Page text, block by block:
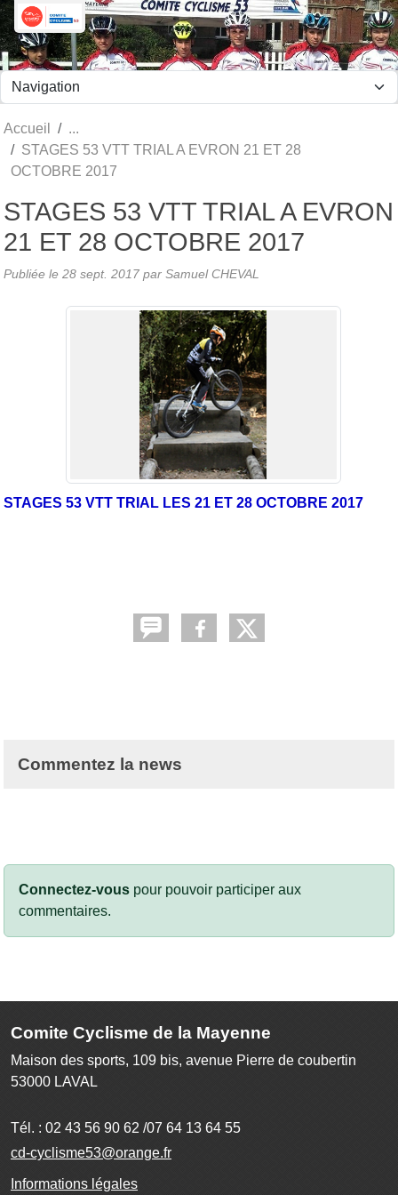
Accueil
STAGES 53 VTT TRIAL A EVRON 21 ET 28
OCTOBRE 2017
STAGES 53 VTT TRIAL A EVRON
21 ET 28 OCTOBRE 2017
Publiée le 28 sept. 2017 par Samuel CHEVAL
STAGES 53 VTT TRIAL LES 21 ET 28 OCTOBRE 2017
Commentez la news
Connectez-vous pour pouvoir participer aux
commentaires.
Comite Cyclisme de la Mayenne
Maison des sports, 109 bis, avenue Pierre de coubertin
53000 LAVAL
Tél. : 02 43 56 90 62 /07 64 13 64 55
cd-cyclisme53@orange.fr
Informations légales
Panneau de gestion des cookies